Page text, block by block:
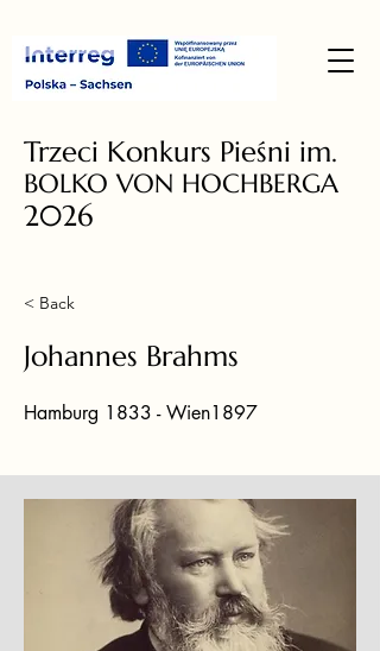
Trzeci Konkurs Pieśni im.
BOLKO VON HOCHBERGA
2026
< Back
Johannes Brahms
Hamburg 1833 - Wien1897